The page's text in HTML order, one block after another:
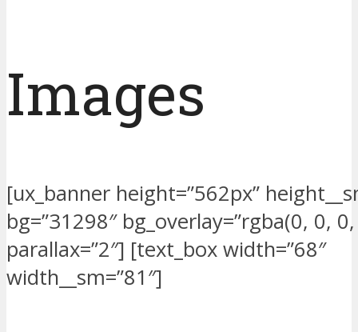
Images
[ux_banner height=”562px”
bg=”31298″ bg_overlay=”rgba(0, 0,
parallax=”2″] [text_box width=”68″
width__sm=”81″]